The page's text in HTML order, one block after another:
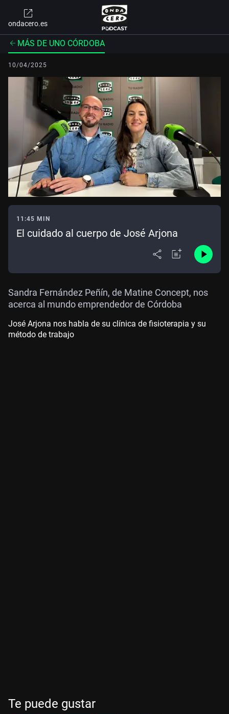
ondacero.es
MÁS DE UNO CÓRDOBA
10/04/2025
11:45 MIN
El cuidado al cuerpo de José Arjona
Sandra Fernández Peñín, de Matine Concept, nos
acerca al mundo emprendedor de Córdoba
José Arjona nos habla de su clínica de fisioterapia y su
método de trabajo
Te puede gustar